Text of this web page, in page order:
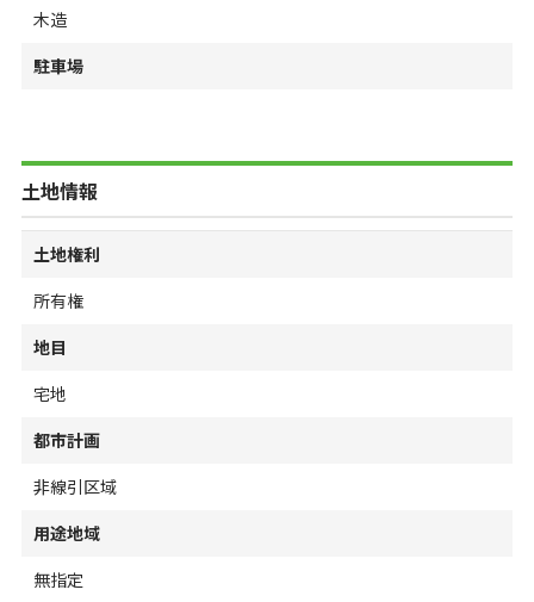
木造
駐車場
土地情報
土地権利
所有権
地目
宅地
都市計画
非線引区域
用途地域
無指定